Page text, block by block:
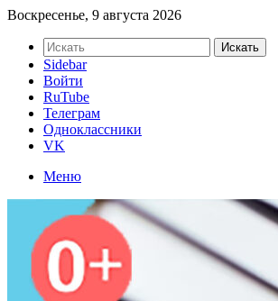
Воскресенье, 9 августа 2026
Искать
Sidebar
Войти
RuTube
Телеграм
Одноклассники
VK
Меню